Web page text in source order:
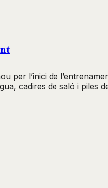
per l’inici de
cadires de saló i piles